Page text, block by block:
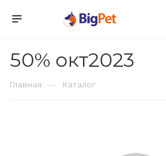
50% окт2023
Главная — Каталог